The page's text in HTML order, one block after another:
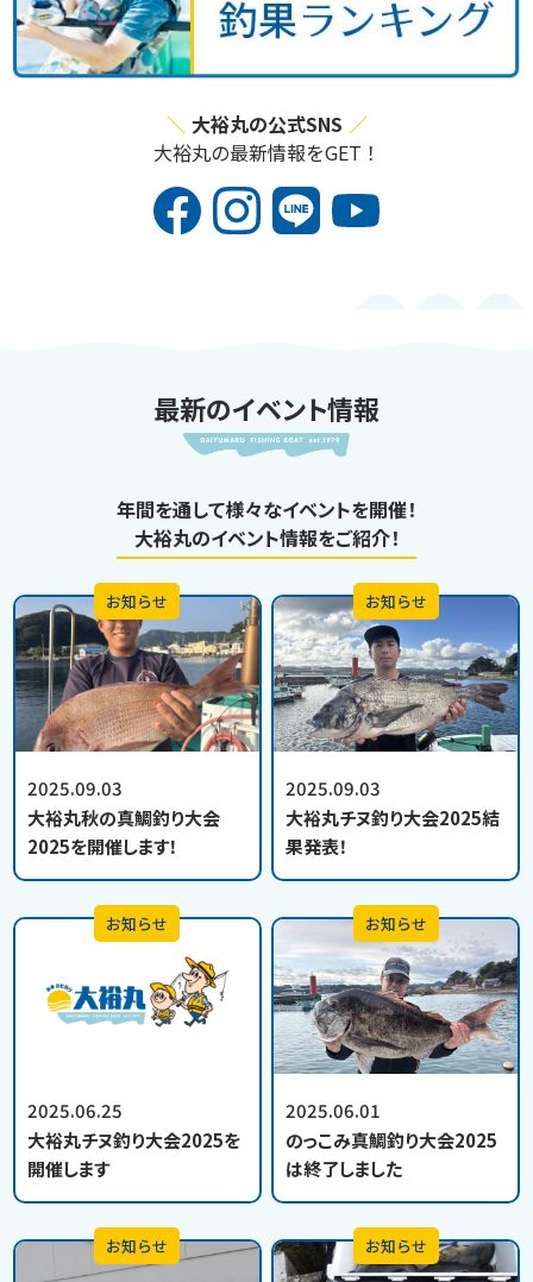
大裕丸の公式SNS
大裕丸の最新情報をGET！
最新のイベント情報
年間を通して様々なイベントを開催！
大裕丸のイベント情報をご紹介！
2025.09.03
大裕丸秋の真鯛釣り大会
2025を開催します！
お知らせ
2025.09.03
大裕丸チヌ釣り大会2025結
果発表！
お知らせ
2025.06.25
大裕丸チヌ釣り大会2025を
開催します
お知らせ
2025.06.01
のっこみ真鯛釣り大会2025
は終了しました
お知らせ
お知らせ お知らせ